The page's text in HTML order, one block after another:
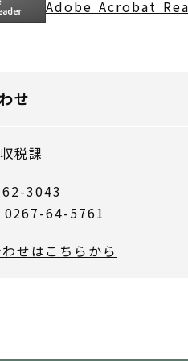
Adobe Acrobat
せ
税課
3043
0267-64-5761
せはこちらから